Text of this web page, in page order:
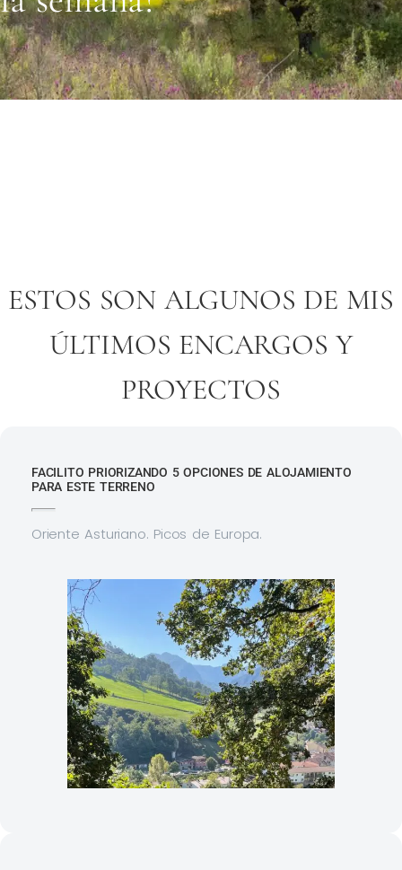
ESTOS SON ALGUNOS DE MIS
ÚLTIMOS ENCARGOS Y
PROYECTOS
FACILITO PRIORIZANDO 5 OPCIONES DE ALOJAMIENTO
PARA ESTE TERRENO
Oriente Asturiano. Picos de Europa.